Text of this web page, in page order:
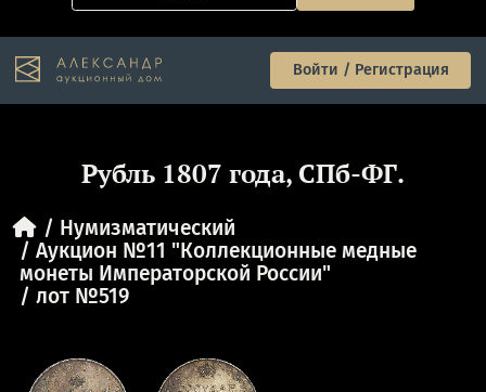
Войти / Регистрация
Рубль 1807 года, СПб-ФГ.
Нумизматический
Аукцион №11 "Коллекционные медные
монеты Императорской России"
лот №519